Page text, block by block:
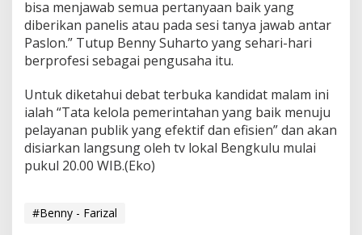
bisa menjawab semua pertanyaan baik yang
diberikan panelis atau pada sesi tanya jawab antar
Paslon.” Tutup Benny Suharto yang sehari-hari
berprofesi sebagai pengusaha itu.
Untuk diketahui debat terbuka kandidat malam ini
ialah “Tata kelola pemerintahan yang baik menuju
pelayanan publik yang efektif dan efisien” dan akan
disiarkan langsung oleh tv lokal Bengkulu mulai
pukul 20.00 WIB.(Eko)
#Benny - Farizal